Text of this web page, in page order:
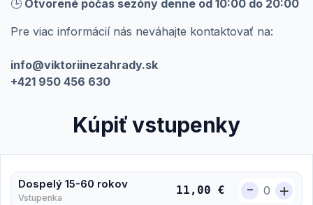
🕒 Otvorené počas sezóny denne od 10:00 do 20:00
Pre viac informácií nás neváhajte kontaktovať na:
info@viktoriinezahrady.sk
+421 950 456 630
Kúpiť vstupenky
Dospelý 15-60 rokov
Vstupenka
11,00 € - +